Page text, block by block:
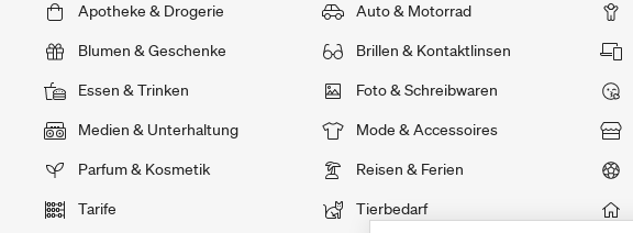
Apotheke & Drogerie Auto & Motorrad
Blumen & Geschenke
Brillen & Kontaktlinsen
Essen & Trinken
Foto & Schreibwaren
Medien & Unterhaltung
Mode & Accessoires
Parfum & Kosmetik
Reisen & Ferien
Tarife
Tierbedarf